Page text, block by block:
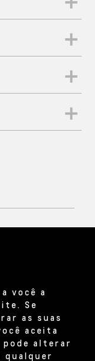
você a
Se
as suas
aceita
pode alterar
qualquer